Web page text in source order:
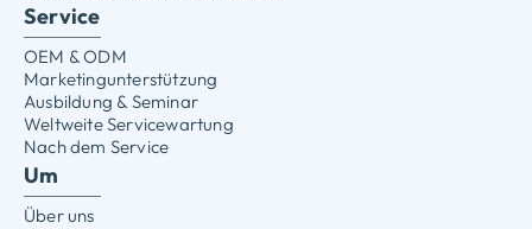
Service
OEM & ODM
Marketingunterstützung
Ausbildung & Seminar
Weltweite Servicewartung
Nach dem Service
Um
Über uns